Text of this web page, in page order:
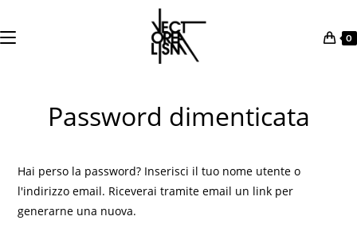
contenuto
0
Password dimenticata
Hai perso la password? Inserisci il tuo nome utente o
l'indirizzo email. Riceverai tramite email un link per
generarne una nuova.